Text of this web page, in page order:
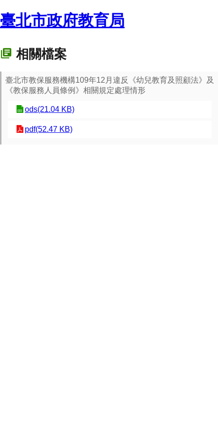
臺北市政府教育局
相關檔案
臺北市教保服務機構109年12月違反《幼兒教育及照顧法》及
《教保服務人員條例》相關規定處理情形
ods(21.04 KB)
pdf(52.47 KB)